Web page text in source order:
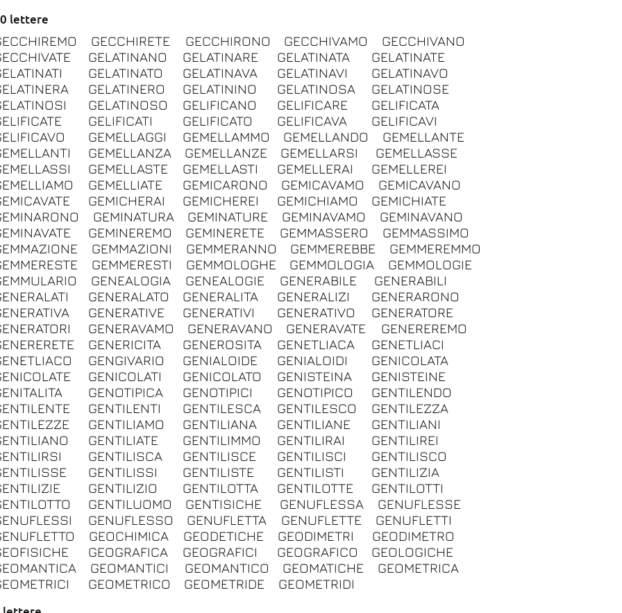
lettere
GECCHIRETE GECCHIRONO GECCHIVAMO
GECCHIVANO
GELATINANO GELATINARE GELATINATA
GELATINATE
GELATINATO GELATINAVA GELATINAVI
GELATINAVO
GELATINERO GELATININO GELATINOSA
GELATINOSE
GELATINOSO GELIFICANO GELIFICARE
GELIFICATA
GELIFICATI GELIFICATO GELIFICAVA
GELIFICAVI
GEMELLAGGI GEMELLAMMO GEMELLANDO
GEMELLANTE
GEMELLANZA GEMELLANZE GEMELLARSI
GEMELLASSE
GEMELLASTE GEMELLASTI GEMELLERAI
GEMELLEREI
GEMELLIATE GEMICARONO GEMICAVAMO
GEMICAVANO
GEMICHERAI GEMICHEREI GEMICHIAMO
GEMICHIATE
GEMINATURA GEMINATURE GEMINAVAMO
GEMINAVANO
GEMINEREMO GEMINERETE GEMMASSERO
GEMMASSIMO
GEMMAZIONI GEMMERANNO GEMMEREBBE
GEMMEREMMO
GEMMERESTI GEMMOLOGHE GEMMOLOGIA
GEMMOLOGIE
GENEALOGIA GENEALOGIE GENERABILE
GENERABILI
GENERALATO GENERALITA GENERALIZI
GENERARONO
GENERATIVE GENERATIVI GENERATIVO
GENERATORE
GENERAVAMO GENERAVANO GENERAVATE
GENEREREMO
GENERICITA GENEROSITA GENETLIACA
GENETLIACI
GENGIVARIO GENIALOIDE GENIALOIDI
GENICOLATA
GENICOLATI GENICOLATO GENISTEINA
GENISTEINE
GENOTIPICA GENOTIPICI GENOTIPICO
GENTILENDO
GENTILENTI GENTILESCA GENTILESCO
GENTILEZZA
GENTILIAMO GENTILIANA GENTILIANE
GENTILIANI
GENTILIATE GENTILIMMO GENTILIRAI
GENTILIREI
GENTILISCA GENTILISCE GENTILISCI
GENTILISCO
GENTILISSI GENTILISTE GENTILISTI
GENTILIZIA
GENTILIZIO GENTILOTTA GENTILOTTE
GENTILOTTI
GENTILUOMO GENTISICHE GENUFLESSA
GENUFLESSE
GENUFLESSO GENUFLETTA GENUFLETTE
GENUFLETTI
GEOCHIMICA GEODETICHE GEODIMETRI
GEODIMETRO
GEOGRAFICA GEOGRAFICI GEOGRAFICO
GEOLOGICHE
GEOMANTICI GEOMANTICO GEOMATICHE
GEOMETRICA
GEOMETRICO GEOMETRIDE
GEOMETRIDI